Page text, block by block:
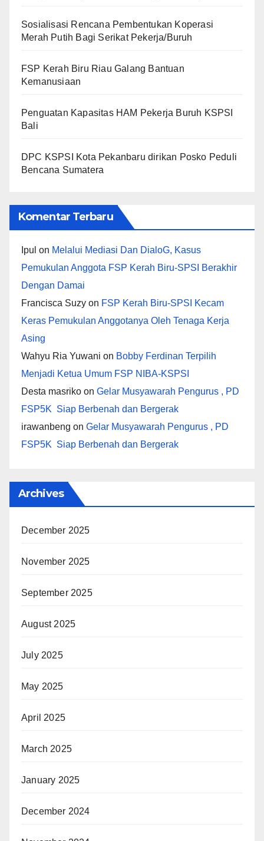
Sosialisasi Rencana Pembentukan Koperasi
Merah Putih Bagi Serikat Pekerja/Buruh
FSP Kerah Biru Riau Galang Bantuan
Kemanusiaan
Penguatan Kapasitas HAM Pekerja Buruh KSPSI
Bali
DPC KSPSI Kota Pekanbaru dirikan Posko Peduli
Bencana Sumatera
Komentar Terbaru
Ipul on Melalui Mediasi Dan DialoG, Kasus
Pemukulan Anggota FSP Kerah Biru-SPSI Berakhir
Dengan Damai
Francisca Suzy on FSP Kerah Biru-SPSI Kecam
Keras Pemukulan Anggotanya Oleh Tenaga Kerja
Asing
Wahyu Ria Yuwani on Bobby Ferdinan Terpilih
Menjadi Ketua Umum FSP NIBA-KSPSI
Desta masriko on Gelar Musyawarah Pengurus , PD
FSP5K Siap Berbenah dan Bergerak
irawanbeng on Gelar Musyawarah Pengurus , PD
FSP5K Siap Berbenah dan Bergerak
Archives
December 2025
November 2025
September 2025
August 2025
July 2025
May 2025
April 2025
March 2025
January 2025
December 2024